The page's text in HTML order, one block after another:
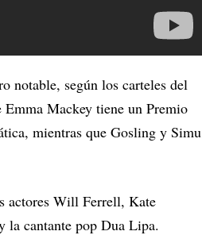
notable, según los carteles del
Mackey tiene un Premio
mientras que Gosling y Simu
actores Will Ferrell, Kate
cantante pop Dua Lipa.